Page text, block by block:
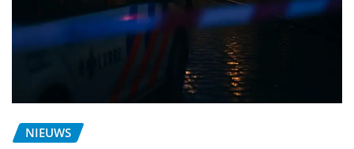
NIEUWS